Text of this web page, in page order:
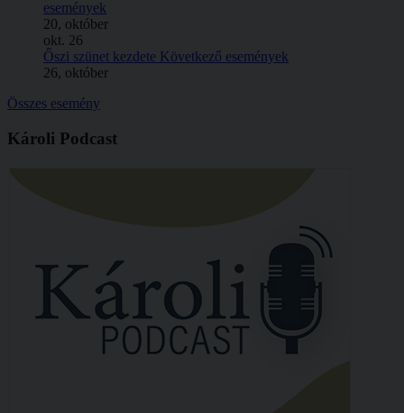
események
20, október
okt. 26
Őszi szünet kezdete Következő események
26, október
Összes esemény
Károli Podcast